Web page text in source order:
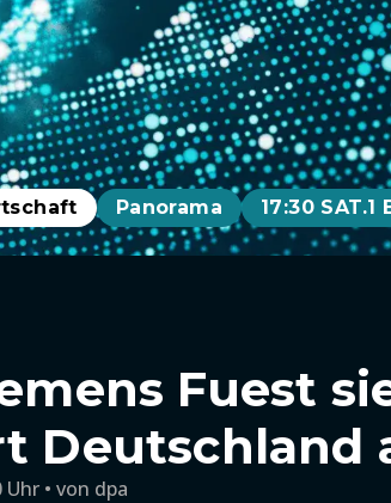
Panorama 17:30 SAT.1
Fuest
Deutschland
Uhr von dpa